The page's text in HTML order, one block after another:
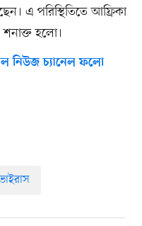
এ পরিস্থিতিতে আফ্রিকা
হলো।
নিউজ চ্যানেল ফলো